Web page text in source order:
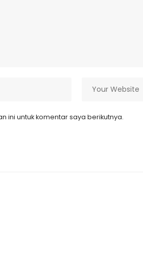
ini untuk komentar saya berikutnya.